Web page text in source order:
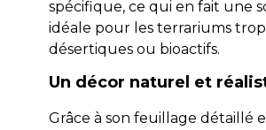
spécifique, ce qui en fait une
idéale pour les terrariums
désertiques ou bioactifs.
Un décor naturel et
Grâce à son feuillage détaillé